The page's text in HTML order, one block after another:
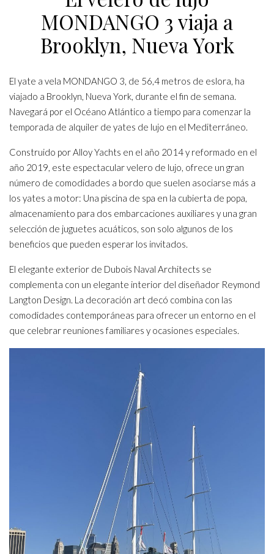
MONDANGO 3 viaja a
Brooklyn, Nueva York
El yate a vela MONDANGO 3, de 56,4 metros de eslora, ha
viajado a Brooklyn, Nueva York, durante el fin de semana.
Navegará por el Océano Atlántico a tiempo para comenzar la
temporada de alquiler de yates de lujo en el Mediterráneo.
Construido por Alloy Yachts en el año 2014 y reformado en el
año 2019, este espectacular velero de lujo, ofrece un gran
número de comodidades a bordo que suelen asociarse más a
los yates a motor: Una piscina de spa en la cubierta de popa,
almacenamiento para dos embarcaciones auxiliares y una gran
selección de juguetes acuáticos, son solo algunos de los
beneficios que pueden esperar los invitados.
El elegante exterior de Dubois Naval Architects se
complementa con un elegante interior del diseñador Reymond
Langton Design. La decoración art decó combina con las
comodidades contemporáneas para ofrecer un entorno en el
que celebrar reuniones familiares y ocasiones especiales.